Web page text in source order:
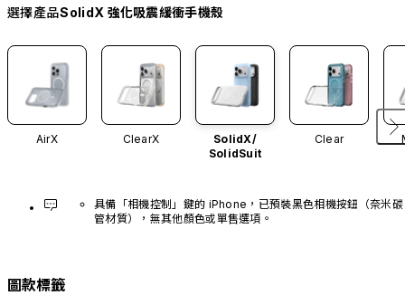
選擇產品SolidX 強化吸震緩衝手機殼
AirX ClearX
SolidX/
SolidSuit
Clear
具備「相機控制」鍵的 iPhone，已預裝黑色相機按鈕（奈米碳
管材質），無其他顏色或單售選項。
圖款標籤